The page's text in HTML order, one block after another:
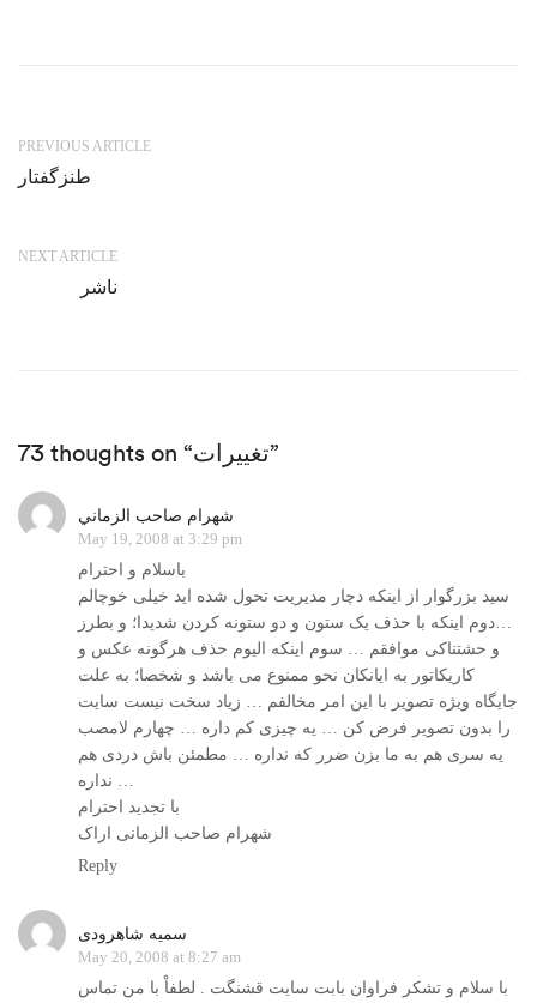
PREVIOUS ARTICLE
طنزگفتار
NEXT ARTICLE
ناشر
73 thoughts on “تغییرات”
شهرام صاحب الزماني
May 19, 2008 at 3:29 pm
باسلام و احترام
سيد بزرگوار از اينکه دچار مديريت تحول شده ايد خيلی خوچالم
…دوم اينکه با حذف يک ستون و دو ستونه کردن شديدا؛ و بطرز
و حشتناکی موافقم … سوم اينکه اليوم حذف هرگونه عکس و
کاريکاتور به ايانکان نحو ممنوع می باشد و شخصا؛ به علت
جايگاه ويژه تصوير با اين امر مخالفم … زياد سخت نيست سايت
را بدون تصوير فرض کن … يه چيزی کم داره … چهارم لامصب
يه سری هم به ما بزن ضرر که نداره … مطمئن باش دردی هم
نداره …
با تجديد احترام
شهرام صاحب الزمانی اراک
Reply
سميه شاهرودی
May 20, 2008 at 8:27 am
با سلام و تشکر فراوان بابت سايت قشنگت . لطفاْ با من تماس